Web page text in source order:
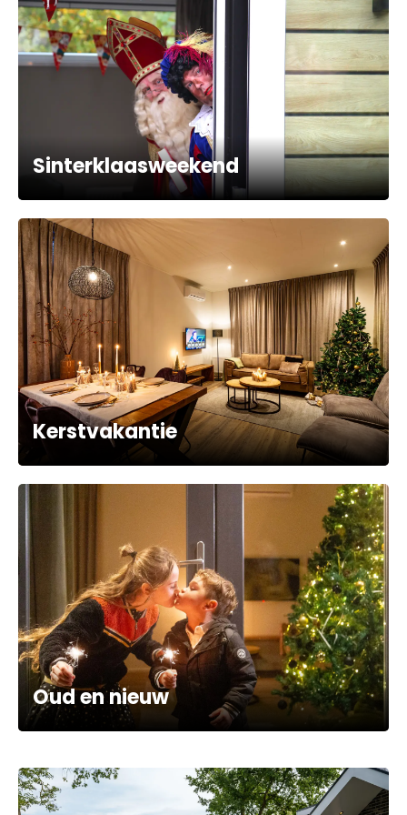
Sinterklaasweekend
Kerstvakantie
Oud en nieuw